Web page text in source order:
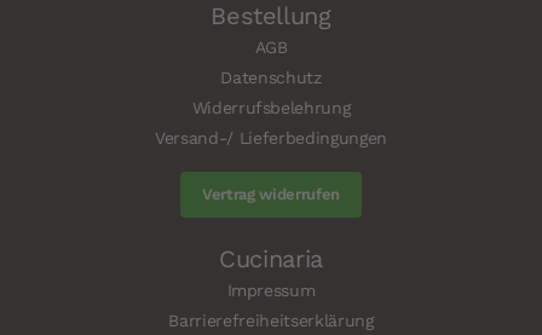
Bestellung
AGB
Datenschutz
Widerrufsbelehrung
Versand-/ Lieferbedingungen
Vertrag widerrufen
Cucinaria
Impressum
Barrierefreiheitserklärung